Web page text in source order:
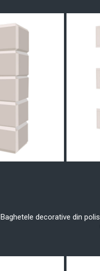
Baghetele decorative din